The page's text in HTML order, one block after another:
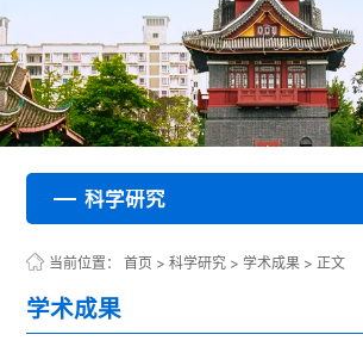
科学研究
科学研究
科学研究
科学研究
科学研究
科学研究
科学研究
科学研究
科学研究
科学研究
科学研究
科学研究
科学研究
科学研究
科学研究
科学研究
科学研究
科学研究
科学研究
科学研究
科学研究
科学研究
科学研究
科学研究
科学研究
科学研究
科学研究
科学研究
科学研究
科学研究
科学研究
科学研究
科学研究
科学研究
科学研究
科学研究
科学研究
科学研究
科学研究
科学研究
科学研究
科学研究
科学研究
科学研究
科学研究
科学研究
科学研究
科学研究
科学研究
科学研究
科学研究
科学研究
科学研究
科学研究
科学研究
科学研究
科学研究
科学研究
科学研究
科学研究
科学研究
科学研究
科学研究
科学研究
科学研究
科学研究